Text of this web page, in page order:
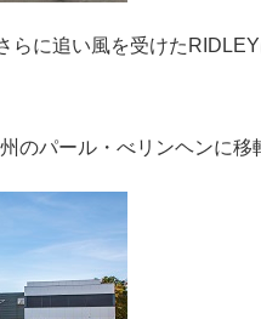
らに追い風を受けた
のパール・べリンヘンに移